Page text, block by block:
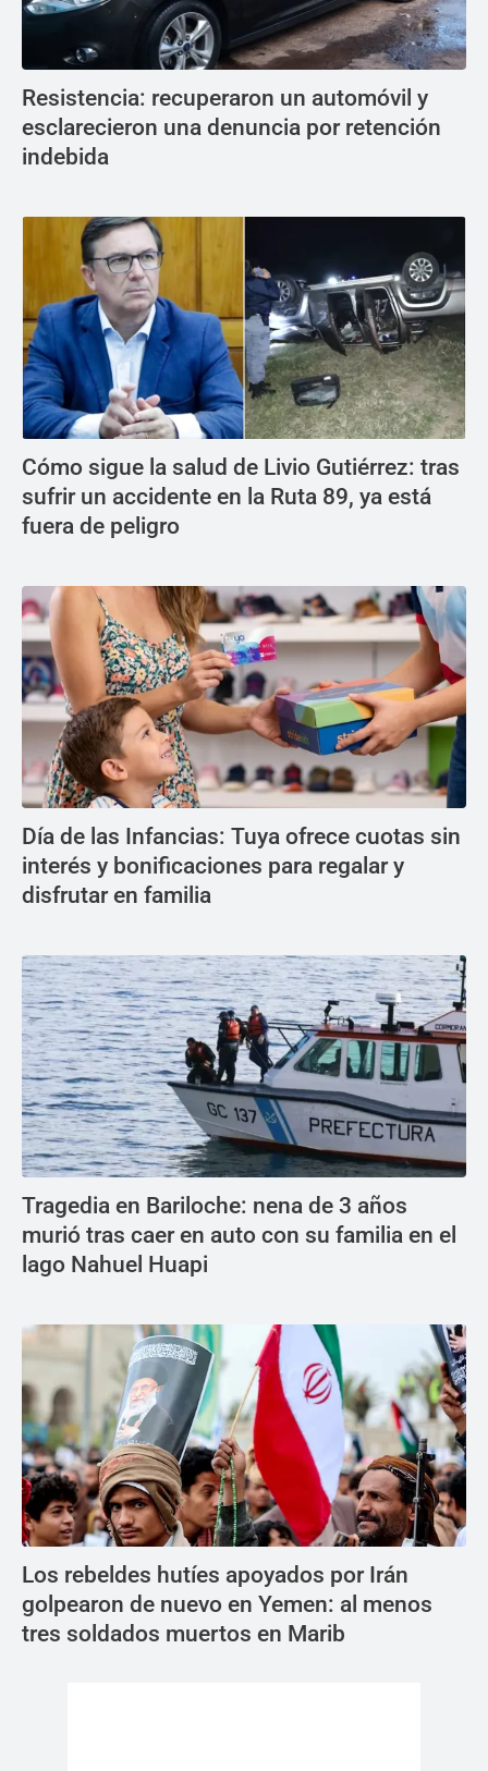
Resistencia: recuperaron un automóvil y
esclarecieron una denuncia por retención
indebida
Cómo sigue la salud de Livio Gutiérrez: tras
sufrir un accidente en la Ruta 89, ya está
fuera de peligro
Día de las Infancias: Tuya ofrece cuotas sin
interés y bonificaciones para regalar y
disfrutar en familia
Tragedia en Bariloche: nena de 3 años
murió tras caer en auto con su familia en el
lago Nahuel Huapi
Los rebeldes hutíes apoyados por Irán
golpearon de nuevo en Yemen: al menos
tres soldados muertos en Marib